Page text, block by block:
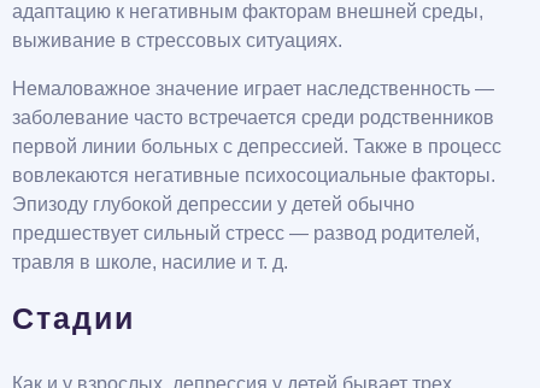
адаптацию к негативным факторам внешней среды,
выживание в стрессовых ситуациях.
Немаловажное значение играет наследственность —
заболевание часто встречается среди родственников
первой линии больных с депрессией. Также в процесс
вовлекаются негативные психосоциальные факторы.
Эпизоду глубокой депрессии у детей обычно
предшествует сильный стресс — развод родителей,
травля в школе, насилие и т. д.
Стадии